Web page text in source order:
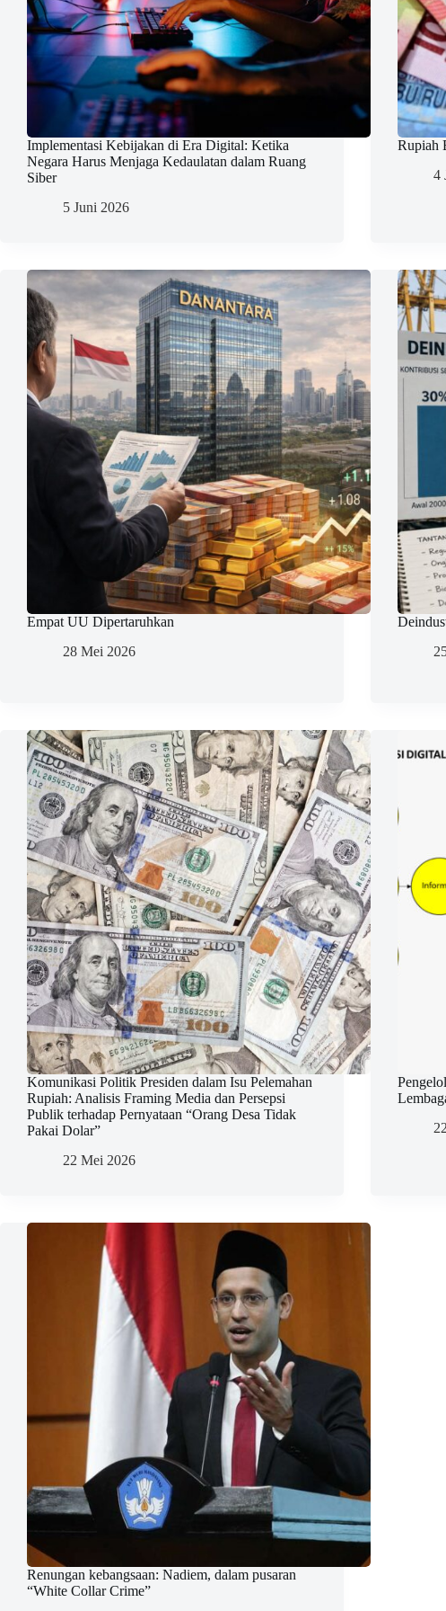
Implementasi Kebijakan di Era Digital: Ketika
Negara Harus Menjaga Kedaulatan dalam Ruang
Siber
5 Juni 2026
Rupiah
4
Empat UU Dipertaruhkan
28 Mei 2026
Komunikasi Politik Presiden dalam Isu Pelemahan
Rupiah: Analisis Framing Media dan Persepsi
Publik terhadap Pernyataan “Orang Desa Tidak
Pakai Dolar”
22 Mei 2026
Renungan kebangsaan: Nadiem, dalam pusaran
“White Collar Crime”